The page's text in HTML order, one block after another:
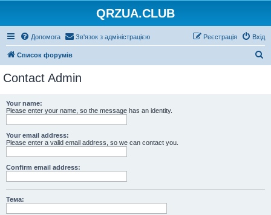
QRZUA.CLUB
Допомога Зв'язок з адміністрацією Вхід
Реєстрація
Список форумів
Contact Admin
Your name:
Please enter your name, so the message has an identity.
Your email address:
Please enter a valid email address, so we can contact you.
Confirm email address:
Тема: